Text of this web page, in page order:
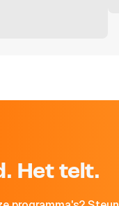
Het telt.